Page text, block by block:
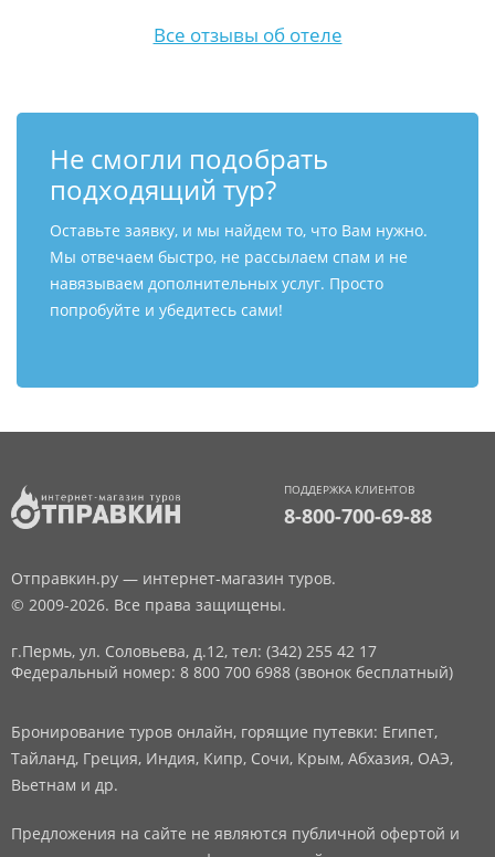
Все отзывы об отеле
Не смогли подобрать
подходящий тур?
Оставьте заявку, и мы найдем то, что Вам нужно.
Мы отвечаем быстро, не рассылаем спам и не
навязываем дополнительных услуг. Просто
попробуйте и убедитесь сами!
ПОДДЕРЖКА КЛИЕНТОВ
8-800-700-69-88
Отправкин.ру — интернет-магазин туров.
© 2009-2026. Все права защищены.
г.Пермь, ул. Соловьева, д.12, тел: (342) 255 42 17
Федеральный номер: 8 800 700 6988 (звонок бесплатный)
Бронирование туров онлайн, горящие путевки: Египет,
Тайланд, Греция, Индия, Кипр, Сочи, Крым, Абхазия, ОАЭ,
Вьетнам и др.
Предложения на сайте не являются публичной офертой и